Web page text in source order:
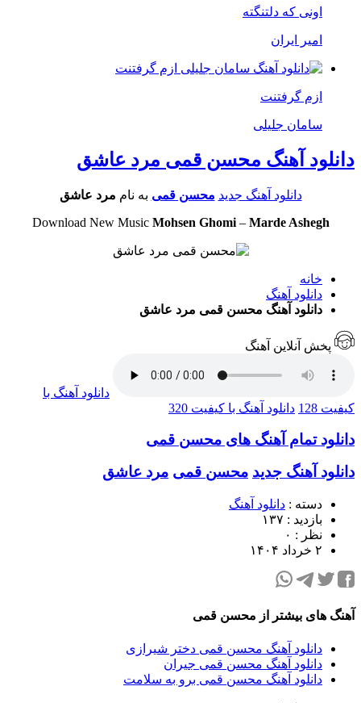
اونی که دلتنگته
امیر ایران
ازم گرفتنت
سامان جلیلی
دانلود آهنگ محسن قمی مرد عاشق
دانلود آهنگ جدید محسن قمی به نام مرد عاشق
Download New Music Mohsen Ghomi– Marde Ashegh
خانه
دانلود آهنگ
دانلود آهنگ محسن قمی مرد عاشق
پخش آنلاین آهنگ
دانلود آهنگ با
کیفیت 128
دانلود آهنگ با کیفیت 320
دانلود تمام آهنگ های محسن قمی
دانلود آهنگ جدید محسن قمی مرد عاشق
دسته : دانلود آهنگ
بازدید : ۱۳۷
نظر : ۰
۲ خرداد ۱۴۰۴
آهنگ های بیشتر از محسن قمی
دانلود آهنگ محسن قمی دختر شیرازى
دانلود آهنگ محسن قمی جیران
دانلود آهنگ محسن قمی برو به سلامت